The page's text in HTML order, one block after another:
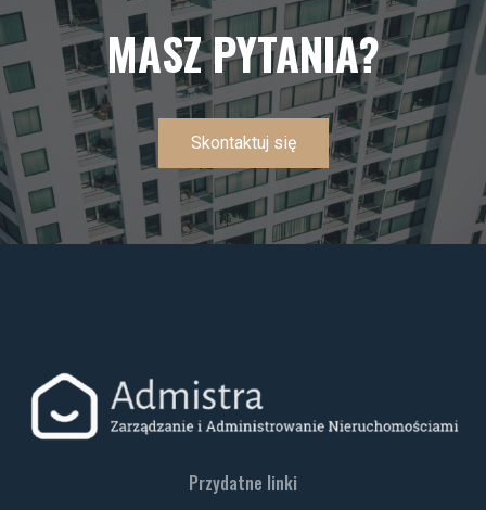
MASZ PYTANIA?
Skontaktuj się
Przydatne linki